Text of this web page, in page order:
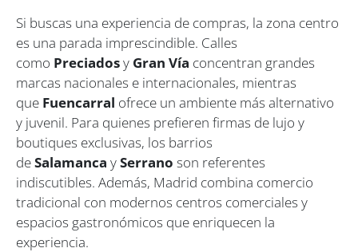
Si buscas una experiencia de compras, la zona centro
es una parada imprescindible. Calles
como Preciadosy Gran Vía concentran grandes
marcas nacionales e internacionales, mientras
que Fuencarral ofrece un ambiente más alternativo
y juvenil. Para quienes prefieren firmas de lujo y
boutiques exclusivas, los barrios
deSalamanca ySerrano son referentes
indiscutibles. Además, Madrid combina comercio
tradicional con modernos centros comerciales y
espacios gastronómicos que enriquecen la
experiencia.